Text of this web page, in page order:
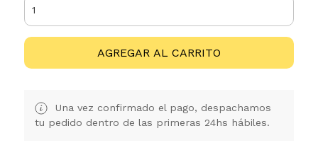
AGREGAR AL CARRITO
Una vez confirmado el pago, despachamos
tu pedido dentro de las primeras 24hs hábiles.